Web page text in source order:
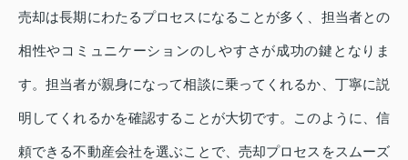
売却は長期にわたるプロセスになることが多く、担当者との
相性やコミュニケーションのしやすさが成功の鍵となりま
す。担当者が親身になって相談に乗ってくれるか、丁寧に説
明してくれるかを確認することが大切です。このように、信
頼できる不動産会社を選ぶことで、売却プロセスをスムーズ